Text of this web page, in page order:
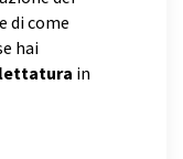
di come
hai
in